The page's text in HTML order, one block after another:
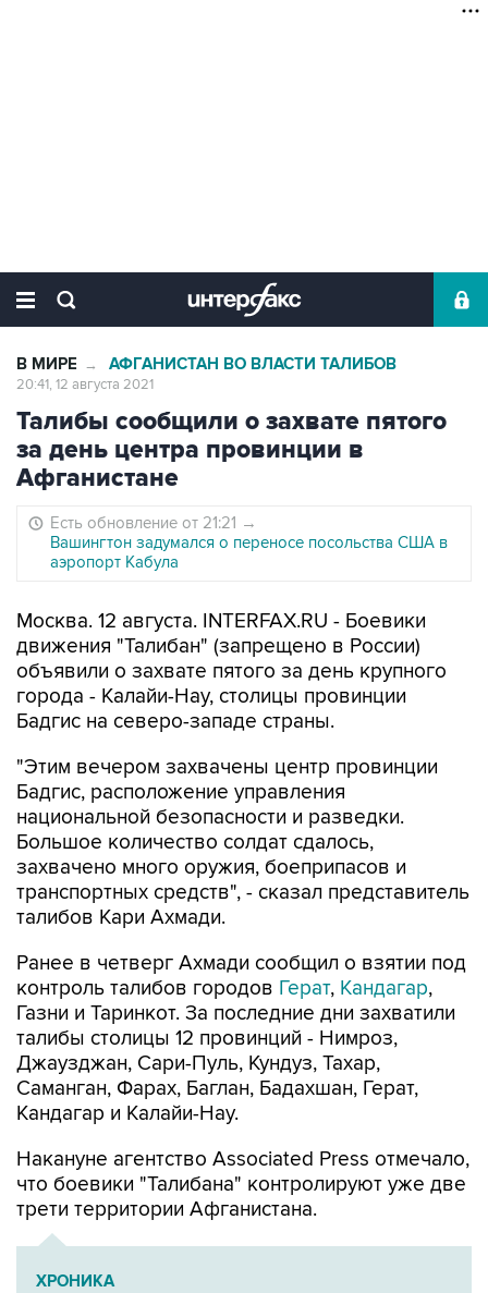
В МИРЕ → АФГАНИСТАН ВО ВЛАСТИ ТАЛИБОВ
20:41, 12 августа 2021
Талибы сообщили о захвате пятого
за день центра провинции в
Афганистане
Есть обновление от 21:21 →
Вашингтон задумался о переносе посольства США в
аэропорт Кабула
Москва. 12 августа. INTERFAX.RU - Боевики
движения "Талибан" (запрещено в России)
объявили о захвате пятого за день крупного
города - Калайи-Нау, столицы провинции
Бадгис на северо-западе страны.
"Этим вечером захвачены центр провинции
Бадгис, расположение управления
национальной безопасности и разведки.
Большое количество солдат сдалось,
захвачено много оружия, боеприпасов и
транспортных средств", - сказал представитель
талибов Кари Ахмади.
Ранее в четверг Ахмади сообщил о взятии под
контроль талибов городов Герат, Кандагар,
Газни и Таринкот. За последние дни захватили
талибы столицы 12 провинций - Нимроз,
Джаузджан, Сари-Пуль, Кундуз, Тахар,
Саманган, Фарах, Баглан, Бадахшан, Герат,
Кандагар и Калайи-Нау.
Накануне агентство Associated Press отмечало,
что боевики "Талибана" контролируют уже две
трети территории Афганистана.
ХРОНИКА